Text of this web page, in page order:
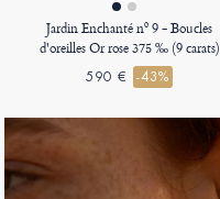
Jardin Enchanté nº 9 - Boucles
d'oreilles Or rose 375 ‰ (9 carats)
590 € -43%